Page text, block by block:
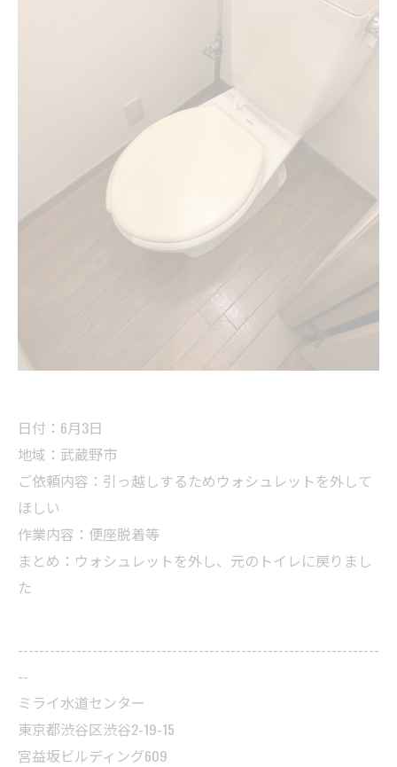
日付：6月3日
地域：武蔵野市
ご依頼内容：引っ越しするためウォシュレットを外して
ほしい
作業内容：便座脱着等
まとめ：ウォシュレットを外し、元のトイレに戻りまし
た
--------------------------------------------------------------------
--
ミライ水道センター
東京都渋谷区渋谷2-19-15
宮益坂ビルディング609